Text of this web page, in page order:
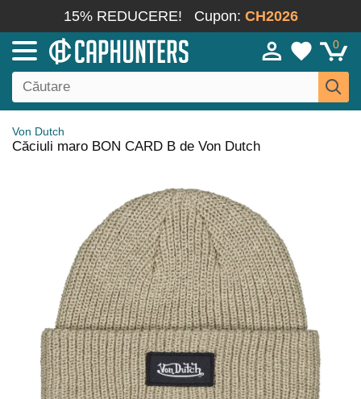
15% REDUCERE! Cupon: CH2026
0
Von Dutch
Căciuli maro BON CARD B de Von Dutch